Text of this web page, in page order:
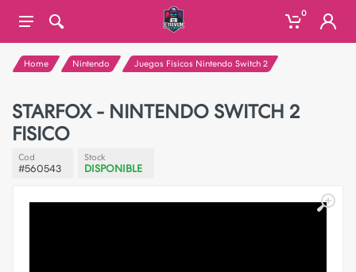
0
Home Nintendo Juegos Fisicos Nintendo Switch 2
STARFOX - NINTENDO SWITCH 2
FISICO
Cod
#560543
Stock
DISPONIBLE